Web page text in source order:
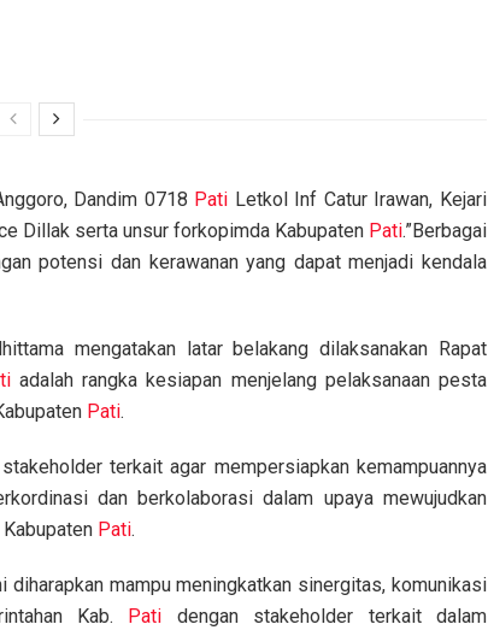
Dandim 0718 Pati Letkol Inf Catur Irawan, Kejari
Dillak serta unsur forkopimda Kabupaten Pati.”Berbagai
potensi dan kerawanan yang dapat menjadi kendala
mengatakan latar belakang dilaksanakan Rapat
adalah rangka kesiapan menjelang pelaksanaan pesta
Pati.
terkait agar mempersiapkan kemampuannya
dan berkolaborasi dalam upaya mewujudkan
Pati.
diharapkan mampu meningkatkan sinergitas, komunikasi
Kab. Pati dengan stakeholder terkait dalam